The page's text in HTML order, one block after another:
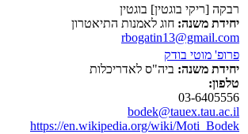
רבקה [ריקי בוגטין] בוגטין
יחידת משנה: חוג לאמנות התיאטרון
rbogatin13@gmail.com
פרופ' מוטי בודק
יחידת משנה: ביה"ס לאדריכלות
טלפון:
03-6405556
bodek@tauex.tau.ac.il
https://en.wikipedia.org/wiki/Moti_Bodek